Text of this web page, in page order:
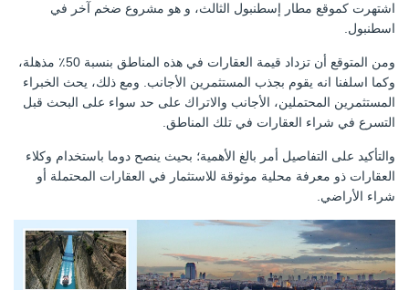
اشتهرت كموقع مطار إسطنبول الثالث، و هو مشروع ضخم آخر في
اسطنبول.
ومن المتوقع أن تزداد قيمة العقارات في هذه المناطق بنسبة 50٪ مذهلة،
وكما اسلفنا انه يقوم بجذب المستثمرين الأجانب. ومع ذلك، يحث الخبراء
المستثمرين المحتملين، الأجانب والاتراك على حد سواء على البحث قبل
التسرع في شراء العقارات في تلك المناطق.
والتأكيد على التفاصيل أمر بالغ الأهمية؛ بحيث ينصح دوما باستخدام وكلاء
العقارات ذو معرفة محلية موثوقة للاستثمار في العقارات المحتملة أو
شراء الأراضي.